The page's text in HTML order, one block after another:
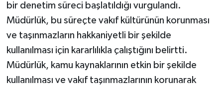
bir denetim süreci başlatıldığı vurgulandı.
Müdürlük, bu süreçte vakıf kültürünün korunması
ve taşınmazların hakkaniyetli bir şekilde
kullanılması için kararlılıkla çalıştığını belirtti.
Müdürlük, kamu kaynaklarının etkin bir şekilde
kullanılması ve vakıf taşınmazlarının korunarak